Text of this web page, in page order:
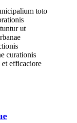
toto
ut
curationis
efficaciore